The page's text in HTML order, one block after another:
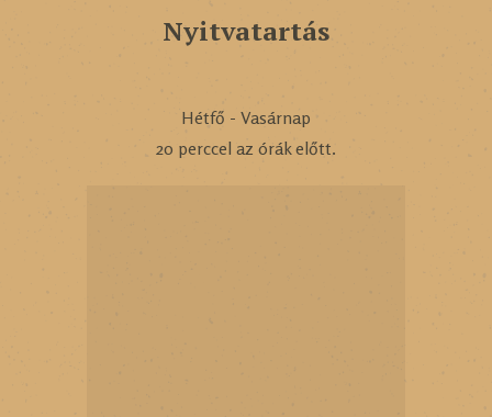
Nyitvatartás
Hétfő - Vasárnap
20 perccel az órák előtt.